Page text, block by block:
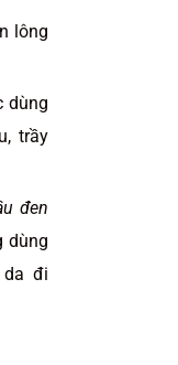
lông
dùng
trầy
đen
dùng
da đi